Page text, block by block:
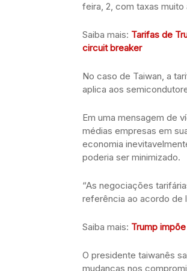
feira, 2, com taxas
Saiba mais: Tarifas de
circuit breaker
No caso de Taiwan, a
aplica aos
Em uma mensagem de
médias empresas em
economia
poderia ser minimizado.
“As negociações
referência ao acordo de
Saiba mais: Trump
O presidente taiwanês
mudanças nos